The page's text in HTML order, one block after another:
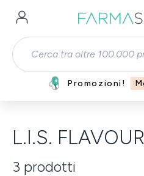
Passa al contenuto principale
Promozioni!
L.I.S.
3 prodotti